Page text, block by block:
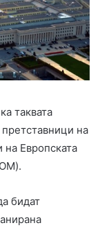
таквата
на
на Европската
бидат